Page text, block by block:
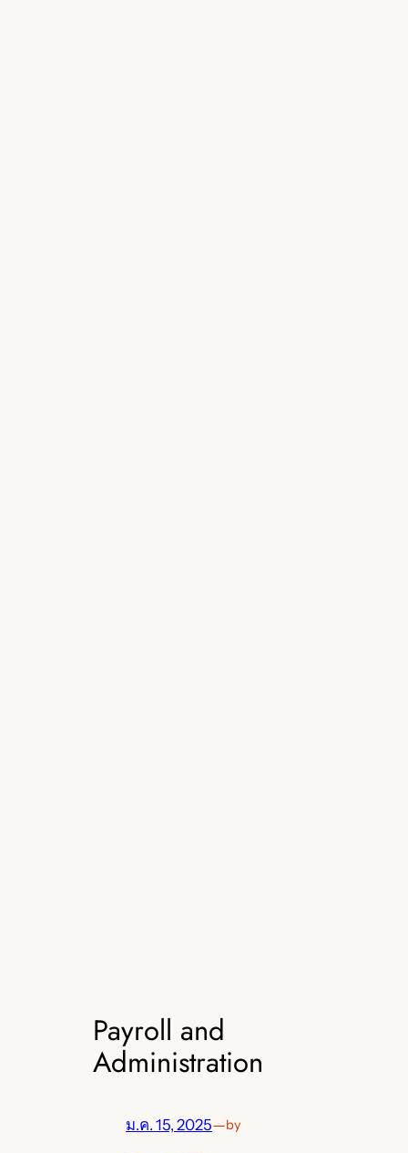
Payroll and
Administration
ม.ค. 15, 2025—by